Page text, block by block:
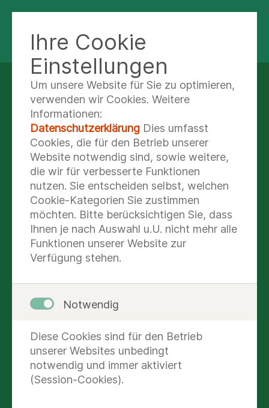
ASB KLINIK RADEBERG
Informationen für den
Notfall
NOTRUFNUMMERN
Im Notfall sind wir täglich 24 Stunden für Sie
erreichbar.
Zentrale Notaufnahme
(03528) 459 105
(03591) 304502
112
Polizei
110
Ihre Cookie
Einstellungen
Um unsere Website für Sie zu optimieren,
verwenden wir Cookies. Weitere
Informationen:
Datenschutzerklärung Dies umfasst
Cookies, die für den Betrieb unserer
Website notwendig sind, sowie weitere,
die wir für verbesserte Funktionen
nutzen. Sie entscheiden selbst, welchen
Cookie-Kategorien Sie zustimmen
möchten. Bitte berücksichtigen Sie, dass
Ihnen je nach Auswahl u.U. nicht mehr alle
Funktionen unserer Website zur
Verfügung stehen.
Notwendig
Diese Cookies sind für den Betrieb
unserer Websites unbedingt
notwendig und immer aktiviert
(Session-Cookies).